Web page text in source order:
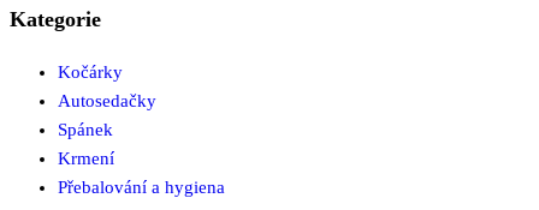
Kategorie
Kočárky
Autosedačky
Spánek
Krmení
Přebalování a hygiena